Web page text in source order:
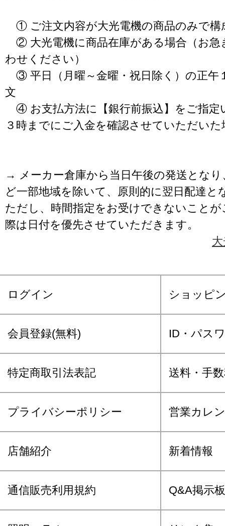
① ご注文内容が大光電機の商品のみで構
② 大光電機に商品在庫がある場合（お急
わせください）
③ 平日（月曜～金曜・祝日除く）の正午
文
④ お支払方法に【銀行前振込】をご指定
３時までにご入金を確認させていただいた
→ メーカー倉庫から当日午後の発送となり
ど一部地域を除いて、原則的に翌日配達と
ただし、時間指定をお受けできないこと
際は日付を優先させていただきます。
ログイン ショッピ
会員登録(無料) ID・パス
特定商取引法表記 送料・手
プライバシーポリシー 営業カレ
店舗紹介 新着情報
通信販売利用規約 Q&A掲示板